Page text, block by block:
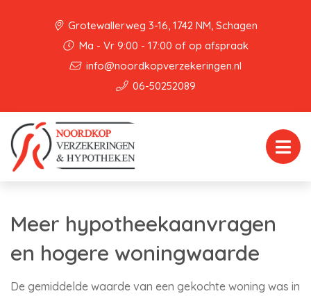
Grotewallerweg 3-16, 1742 NM, Schagen
Ma - Vr 9:00 - 17:00 of op afspraak
info@noordkopverzekeringen.nl
06-50252089
Meer hypotheekaanvragen
en hogere woningwaarde
De gemiddelde waarde van een gekochte woning was in